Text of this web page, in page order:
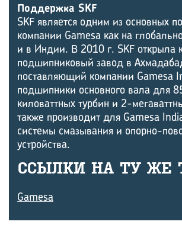
Поддержка SKF
SKF является одним из основных
компании Gamesa как на
и в Индии. В 2010 г. SKF открыла
подшипниковый завод в
поставляющий компании Gamesa
подшипники основного вала для
киловаттных турбин и 2-
также производит для Gamesa
системы смазывания и опорно-
устройства.
ССЫЛ­КИ НА ТУ ЖЕ
Gamesa